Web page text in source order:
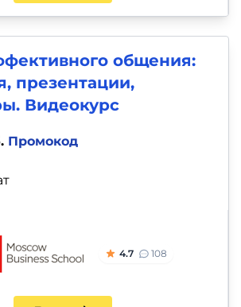
общения:
презентации,
Видеокурс
Промокод
4.7 108